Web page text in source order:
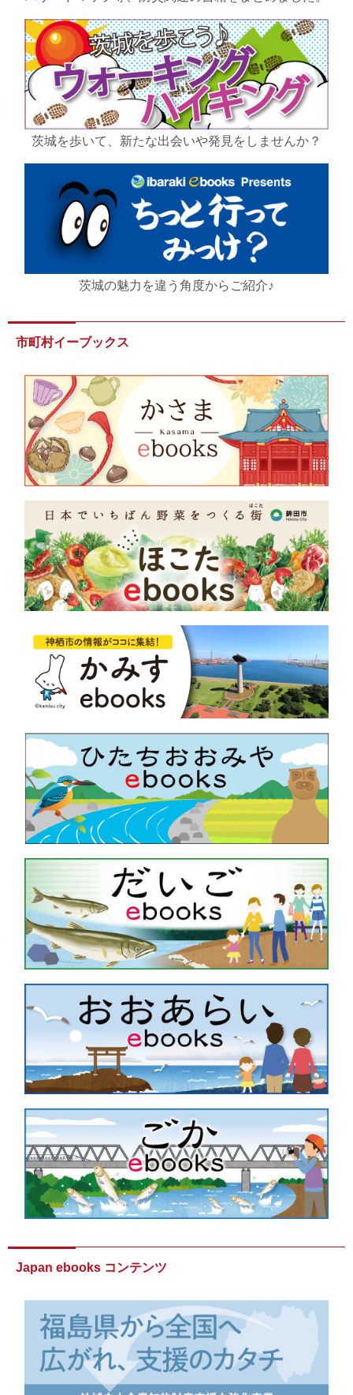
茨城を歩いて、新たな出会いや発見をしませんか？
茨城の魅力を違う角度からご紹介♪
市町村イーブックス
Japan ebooks コンテンツ